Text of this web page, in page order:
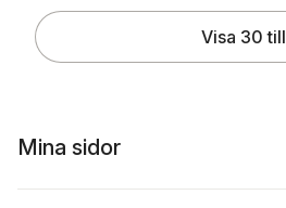
Visa 30 till
Mina sidor